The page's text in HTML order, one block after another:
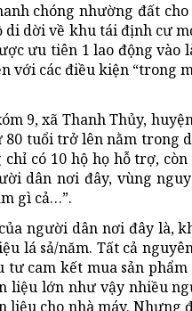
chóng nhường đất
dời về khu tái định cư
ưu tiên 1 lao động
với các điều kiện “trong
9, xã Thanh Thủy,
tuổi trở lên nằm trong
có 10 hộ họ hỗ trợ,
dân nơi đây, vùng
gì cả…”.
người dân nơi đây là,
lá sả/năm. Tất cả
tư cam kết mua sản
liệu lớn như vậy nhiều
liệu cho nhà máy.